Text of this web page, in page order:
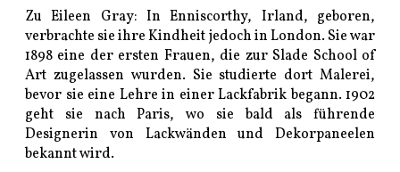
Zu Eileen Gray: In Enniscorthy, Irland, geboren,
verbrachte sie ihre Kindheit jedoch in London. Sie war
1898 eine der ersten Frauen, die zur Slade School of
Art zugelassen wurden. Sie studierte dort Malerei,
bevor sie eine Lehre in einer Lackfabrik begann. 1902
geht sie nach Paris, wo sie bald als führende
Designerin von Lackwänden und Dekorpaneelen
bekannt wird.